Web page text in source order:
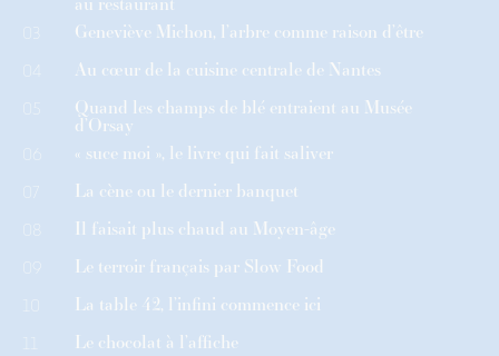
Geneviève Michon, l’arbre comme raison d’être
Au cœur de la cuisine centrale de Nantes
Quand les champs de blé entraient au Musée
d’Orsay
06 « suce moi », le livre qui fait saliver
07 La cène ou le dernier banquet
Il faisait plus chaud au Moyen-âge
09 Le terroir français par Slow Food
La table 42, l’infini commence ici
Le chocolat à l’affiche